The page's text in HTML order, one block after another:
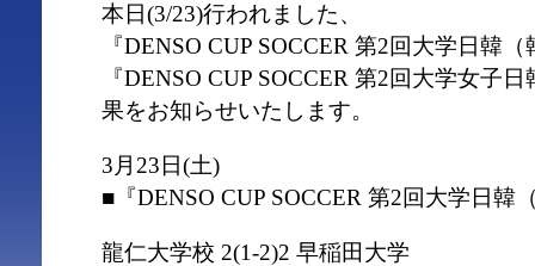
本日(3/23)行われました、
『DENSO CUP SOCCER 第2回大学日韓
『DENSO CUP SOCCER 第2回大学女子
果をお知らせいたします。
3月23日(土)
■『DENSO CUP SOCCER 第2回大学日韓
龍仁大学校 2(1-2)2 早稲田大学